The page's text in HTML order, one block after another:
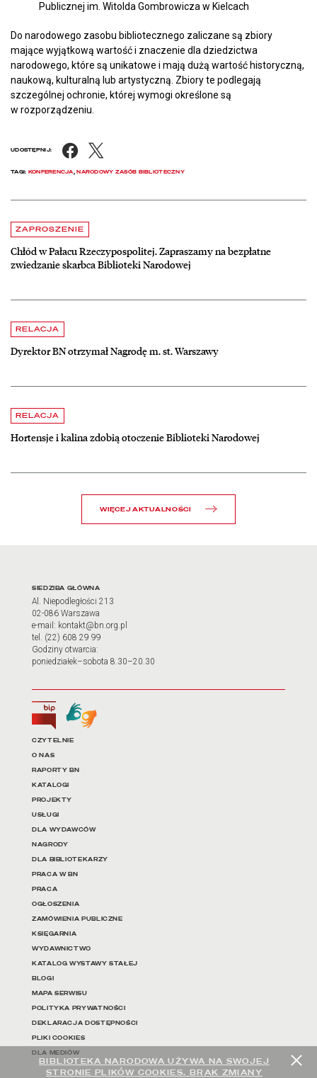
BIBLIOTEKA NARODOWA UŻYWA NA SWOJEJ
STRONIE PLIKÓW COOKIES. BRAK ZMIANY
Publicznej im. Witolda Gombrowicza w Kielcach
Do narodowego zasobu bibliotecznego zaliczane są zbiory
mające wyjątkową wartość i znaczenie dla dziedzictwa
narodowego, które są unikatowe i mają dużą wartość historyczną,
naukową, kulturalną lub artystyczną. Zbiory te podlegają
szczególnej ochronie, której wymogi określone są
w rozporządzeniu.
UDOSTĘPNIJ: Facebook
TAGI: KONFERENCJA,NARODOWY ZASÓB BIBLIOTECZNY
Aktualności
ZAPROSZENIE
Chłód w Pałacu Rzeczypospolitej. Zapraszamy na bezpłatne
zwiedzanie skarbca Biblioteki Narodowej
czytaj więcej o Chłód w Pałacu Rzeczypospolitej. Zapraszamy na
RELACJA
Dyrektor BN otrzymał Nagrodę m. st. Warszawy
czytaj więcej o Dyrektor BN otrzymał Nagrodę m. st. Warszawy
RELACJA
Hortensje i kalina zdobią otoczenie Biblioteki Narodowej
czytaj więcej o Hortensje i kalina zdobią otoczenie Biblioteki
WIĘCEJ AKTUALNOŚCI
Adres oraz godziny
SIEDZIBA GŁÓWNA
Al. Niepodległości 213
02-086 Warszawa
e-mail: kontakt@bn.org.pl
tel. (22) 608 29 99
Godziny otwarcia:
poniedziałek–sobota 8.30–20.30
Biuletyn Informacji Publicznej
Tłumacz języka migowego
Linki do najważniejszych
CZYTELNIE
O NAS
RAPORTY BN
KATALOGI
PROJEKTY
USŁUGI
DLA WYDAWCÓW
NAGRODY
DLA BIBLIOTEKARZY
PRACA W BN
PRACA
OGŁOSZENIA
ZAMÓWIENIA PUBLICZNE
KSIĘGARNIA
WYDAWNICTWO
KATALOG WYSTAWY STAŁEJ
BLOGI
MAPA SERWISU
POLITYKA PRYWATNOŚCI
DEKLARACJA DOSTĘPNOŚCI
PLIKI COOKIES
DLA MEDIÓW